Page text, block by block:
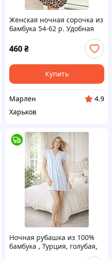
Женская ночная сорочка из
бамбука 54-62 р. Удобная
ночная сорочка большого
размера
460₴
Купить
Марлен
4.9
Харьков
Ночная рубашка из 100%
бамбука , Турция, голубая,